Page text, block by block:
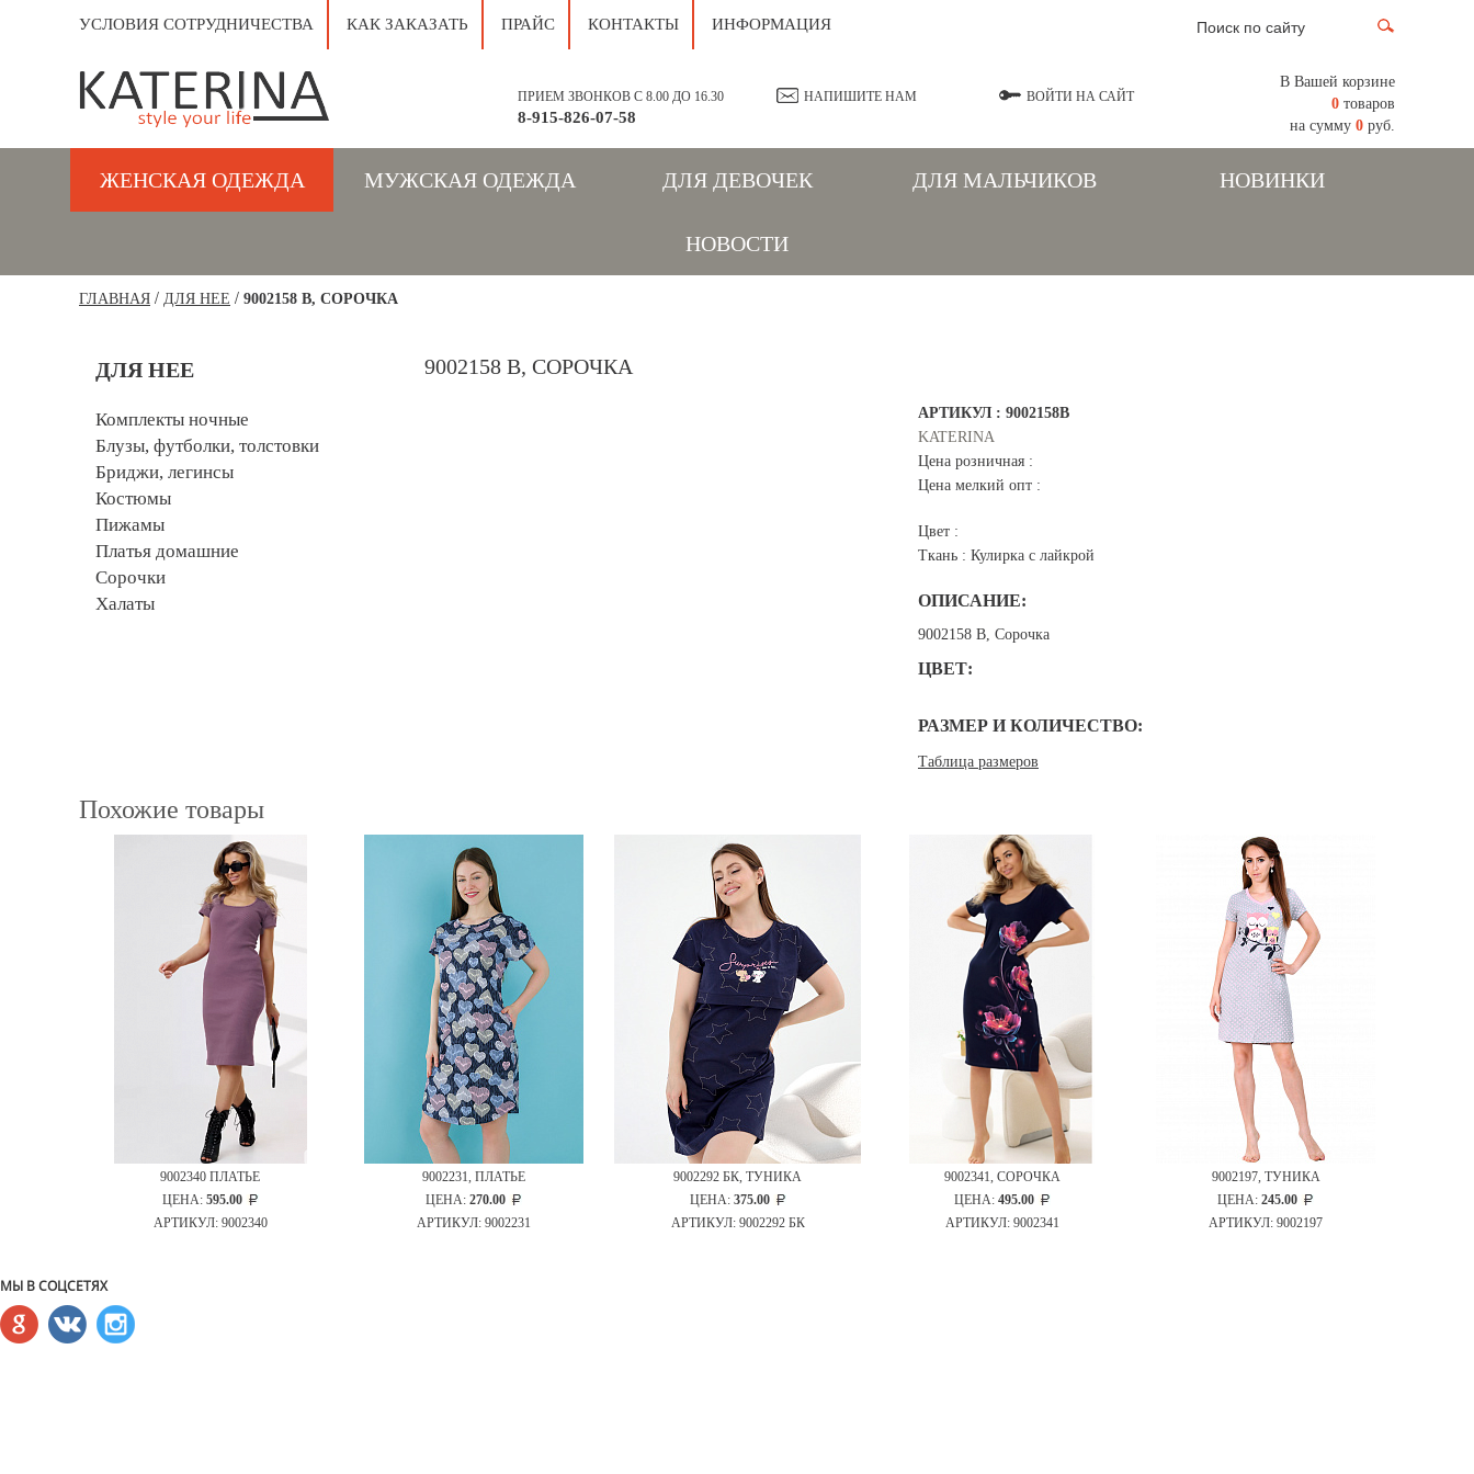
УСЛОВИЯ СОТРУДНИЧЕСТВА КАК ЗАКАЗАТЬ ПРАЙС КОНТАКТЫ ИНФОРМАЦИЯ
ПРИЕМ ЗВОНКОВ С 8.00 ДО 16.30
8-915-826-07-58
НАПИШИТЕ НАМ ВОЙТИ НА САЙТ
В Вашей корзине
0 товаров
на сумму 0 руб.
ЖЕНСКАЯ ОДЕЖДА МУЖСКАЯ ОДЕЖДА ДЛЯ ДЕВОЧЕК ДЛЯ МАЛЬЧИКОВ НОВИНКИ
НОВОСТИ
ГЛАВНАЯ / ДЛЯ НЕЕ / 9002158 В, СОРОЧКА
ДЛЯ НЕЕ
Комплекты ночные
Блузы, футболки, толстовки
Бриджи, легинсы
Костюмы
Пижамы
Платья домашние
Сорочки
Халаты
9002158 В, СОРОЧКА
АРТИКУЛ : 9002158В
KATERINA
Цена розничная :
Цена мелкий опт :
Цвет :
Ткань : Кулирка с лайкрой
ОПИСАНИЕ:
9002158 В, Сорочка
ЦВЕТ:
РАЗМЕР И КОЛИЧЕСТВО:
Таблица размеров
Похожие товары
9002340 ПЛАТЬЕ
ЦЕНА: 595.00
АРТИКУЛ: 9002340
9002231, ПЛАТЬЕ
ЦЕНА:270.00
АРТИКУЛ: 9002231
9002292 БК, ТУНИКА
ЦЕНА: 375.00
АРТИКУЛ: 9002292 БК
9002341, СОРОЧКА
ЦЕНА: 495.00
АРТИКУЛ: 9002341
9002197, ТУНИКА
ЦЕНА:245.00
АРТИКУЛ: 9002197
МЫ В СОЦСЕТЯХ